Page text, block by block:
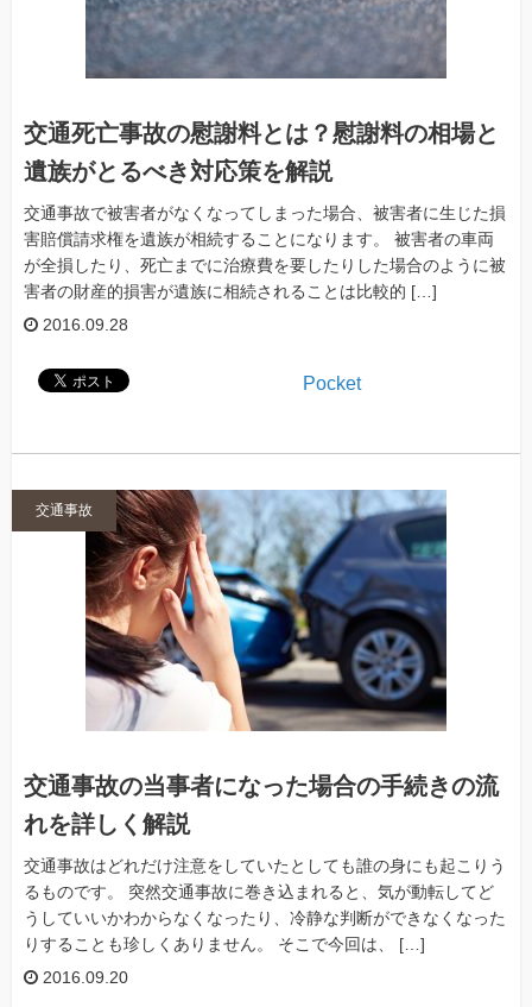
交通死亡事故の慰謝料とは？慰謝料の相場と
遺族がとるべき対応策を解説
交通事故で被害者がなくなってしまった場合、被害者に生じた損
害賠償請求権を遺族が相続することになります。 被害者の車両
が全損したり、死亡までに治療費を要したりした場合のように被
害者の財産的損害が遺族に相続されることは比較的 […]
2016.09.28
Pocket
交通事故
交通事故の当事者になった場合の手続きの流
れを詳しく解説
交通事故はどれだけ注意をしていたとしても誰の身にも起こりう
るものです。 突然交通事故に巻き込まれると、気が動転してど
うしていいかわからなくなったり、冷静な判断ができなくなった
りすることも珍しくありません。 そこで今回は、 […]
2016.09.20